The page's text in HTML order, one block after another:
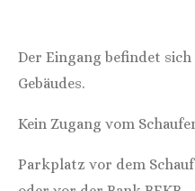
Der Eingang befindet sich
Gebäudes.
Kein Zugang vom
Parkplatz vor dem